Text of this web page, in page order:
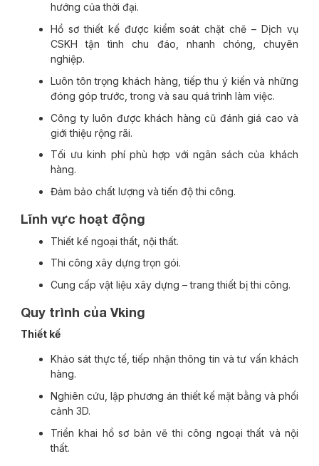
hướng của thời đại.
Hồ sơ thiết kế được kiểm soát chặt chẽ – Dịch vụ
CSKH tận tình chu đáo, nhanh chóng, chuyên
nghiệp.
Luôn tôn trọng khách hàng, tiếp thu ý kiến và những
đóng góp trước, trong và sau quá trình làm việc.
Công ty luôn được khách hàng cũ đánh giá cao và
giới thiệu rộng rãi.
Tối ưu kinh phí phù hợp với ngân sách của khách
hàng.
Đảm bảo chất lượng và tiến độ thi công.
Lĩnh vực hoạt động
Thiết kế ngoại thất, nội thất.
Thi công xây dựng trọn gói.
Cung cấp vật liệu xây dựng – trang thiết bị thi công.
Quy trình của Vking
Thiết kế
Khảo sát thực tế, tiếp nhận thông tin và tư vấn khách
hàng.
Nghiên cứu, lập phương án thiết kế mặt bằng và phối
cảnh 3D.
Triển khai hồ sơ bản vẽ thi công ngoại thất và nội
thất.